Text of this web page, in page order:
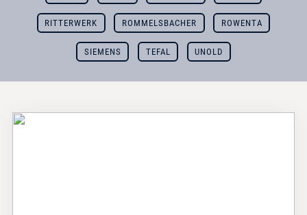
RITTERWERK ROMMELSBACHER ROWENTA
SIEMENS TEFAL UNOLD